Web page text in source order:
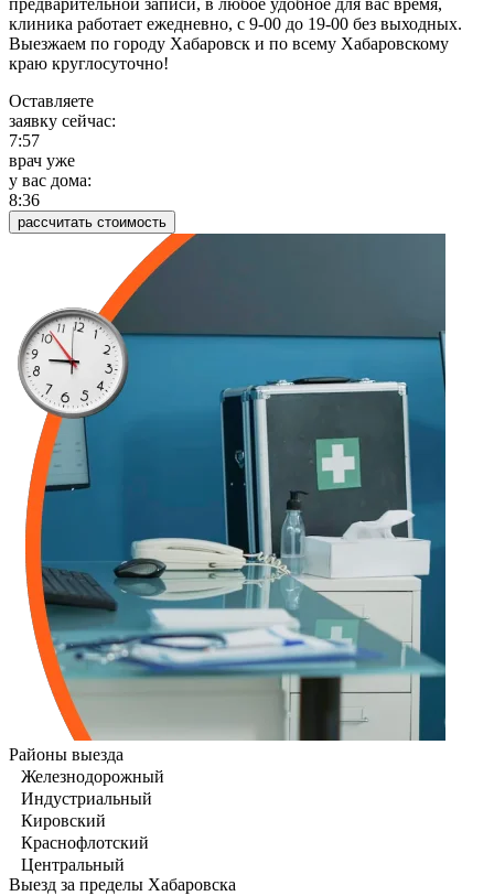
предварительной записи, в любое удобное для вас время,
клиника работает ежедневно, с 9-00 до 19-00 без выходных.
Выезжаем по городу Хабаровск и по всему Хабаровскому
краю круглосуточно!
Оставляете
заявку сейчас:
7:57
врач уже
у вас дома:
8:36
рассчитать стоимость
Районы выезда
Железнодорожный
Индустриальный
Кировский
Краснофлотский
Центральный
Выезд за пределы Хабаровска